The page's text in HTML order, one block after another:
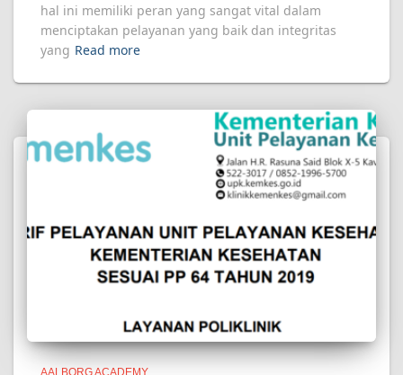
hal ini memiliki peran yang sangat vital dalam
menciptakan pelayanan yang baik dan integritas
yang Read more